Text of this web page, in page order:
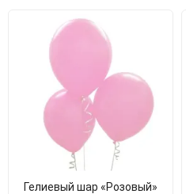
Гелиевый шар «Розовый»